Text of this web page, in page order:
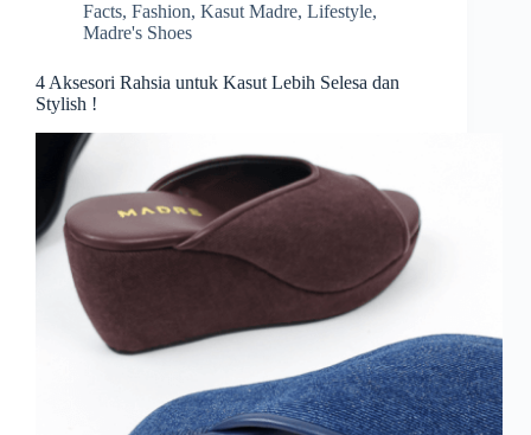
Facts, Fashion, Kasut Madre, Lifestyle,
Madre's Shoes
4 Aksesori Rahsia untuk Kasut Lebih Selesa dan
Stylish !